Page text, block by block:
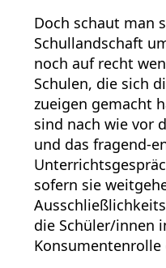
Doch schaut man
Schullandschaft
noch auf recht
Schulen, die sich
zueigen gemacht
sind nach wie vor
und das fragend-
sofern sie
die Schüler/innen
Konsumentenrolle